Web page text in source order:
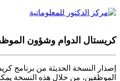
كريستال الدوام وشؤون
إصدار النسخة الحديثة من برنامج
الموظفين، من خلال هذه النسخة